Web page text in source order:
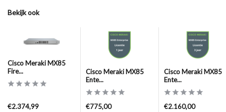
Bekijk ook
Cisco Meraki MX85
Fire...
€2.374,99
Cisco Meraki MX85
Ente...
€775,00
Cisco Meraki MX85
Ente...
€2.160,00